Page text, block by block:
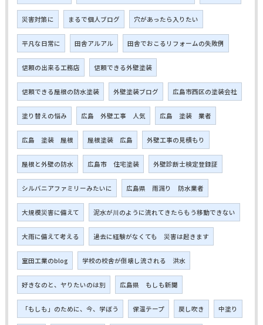
災害対策に まるで個人ブログ 穴があったら入りたい
平凡な日常に 田舎アルアル 田舎でおこるリフォームの失敗例
信頼の出来る工務店 信頼できる外壁塗装
信頼できる屋根の防水塗装 外壁塗装ブログ 広島市西区の塗装会社
塗り替えの悩み 広島 外壁工事 人気 広島 塗装 業者
広島 塗装 屋根 屋根塗装 広島 外壁工事の見積もり
屋根と外壁の防水 広島市 住宅塗装 外壁診断士検定登録証
シルバニアファミリーみたいに 広島県 雨漏り 防水業者
大規模災害に備えて 泥水が川のように流れてきたらもう移動できない
大雨に備えて考える 過去に経験がなくても 災害は起きます
室田工業のblog 学校の校舎が倒壊し流される 洪水
好きなのと、ヤりたいのは別 広島県 もしも新聞
「もしも」のために、今、学ぼう 保温テープ 戻し吹き 中塗り